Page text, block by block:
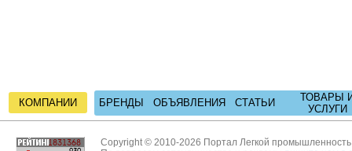
КОМПАНИИ БРЕНДЫ ОБЪЯВЛЕНИЯ СТАТЬИ
ТОВАРЫ
УСЛУГИ
Copyright © 2010-2026 Портал Легкой